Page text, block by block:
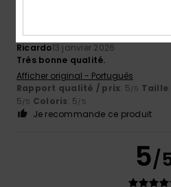
Ricardo13 janvier 2026
Très bonne qualité.
Afficher original - Português
Rapport qualité / prix: 5/5 Taille
5/5 Coloris: 5/5
Je recommande ce produit
5/